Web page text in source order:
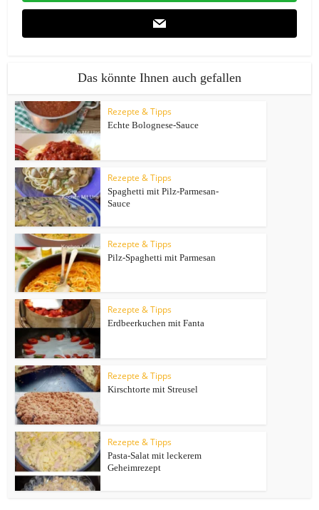
Das könnte Ihnen auch gefallen
Rezepte & Tipps
Echte Bolognese-Sauce
Rezepte & Tipps
Spaghetti mit Pilz-Parmesan-
Sauce
Rezepte & Tipps
Pilz-Spaghetti mit Parmesan
Rezepte & Tipps
Erdbeerkuchen mit Fanta
Rezepte & Tipps
Kirschtorte mit Streusel
Rezepte & Tipps
Pasta-Salat mit leckerem
Geheimrezept